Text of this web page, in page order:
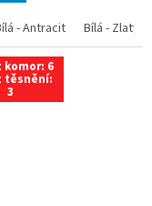
- Tmavý dub Bílá -
- Antracit Bílá - Zlatý
komor: 6
těsnění:
3